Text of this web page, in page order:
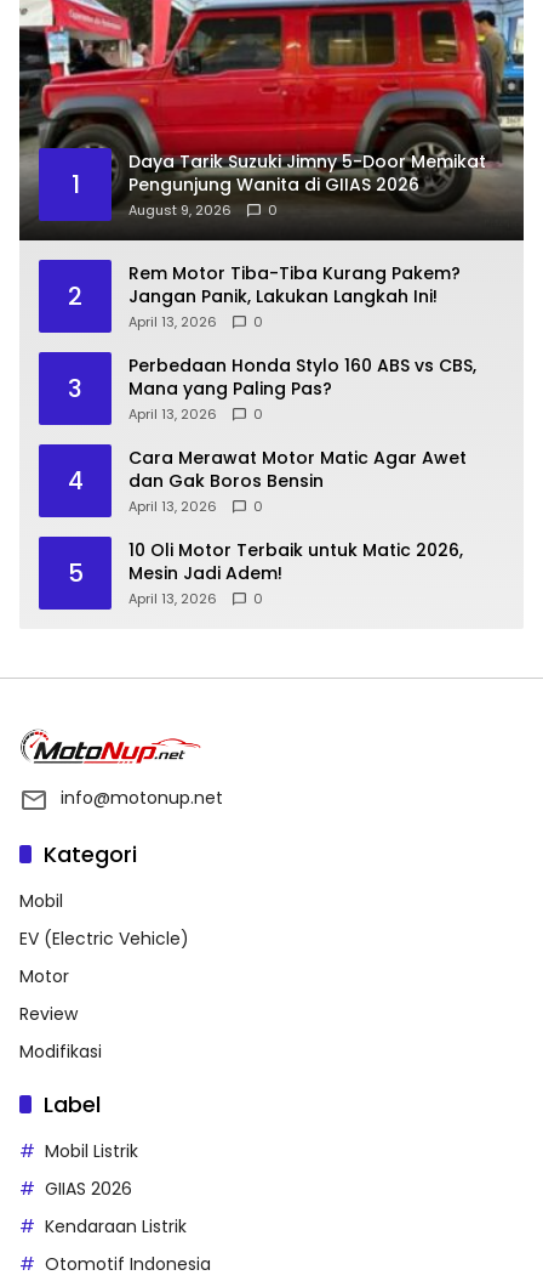
1
Daya Tarik Suzuki Jimny 5-Door Memikat
Pengunjung Wanita di GIIAS 2026
August 9, 2026 0
2
Rem Motor Tiba-Tiba Kurang Pakem?
Jangan Panik, Lakukan Langkah Ini!
April 13, 2026 0
3
Perbedaan Honda Stylo 160 ABS vs CBS,
Mana yang Paling Pas?
April 13, 2026 0
4
Cara Merawat Motor Matic Agar Awet
dan Gak Boros Bensin
April 13, 2026 0
5
10 Oli Motor Terbaik untuk Matic 2026,
Mesin Jadi Adem!
April 13, 2026 0
info@motonup.net
Kategori
Mobil
EV (Electric Vehicle)
Motor
Review
Modifikasi
Label
Mobil Listrik
GIIAS 2026
Kendaraan Listrik
Otomotif Indonesia